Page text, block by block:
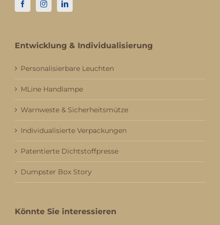
Entwicklung & Individualisierung
Personalisierbare Leuchten
MLine Handlampe
Warnweste & Sicherheitsmütze
Individualisierte Verpackungen
Patentierte Dichtstoffpresse
Dumpster Box Story
Könnte Sie interessieren